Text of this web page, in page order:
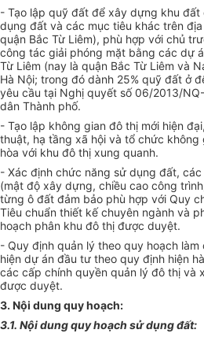
- Tạo lập quỹ đất để xây dựng khu
dụng đất và các mục tiêu khác trên
quận Bắc Từ Liêm), phù hợp với chủ
công tác giải phóng mặt bằng các dự
Từ Liêm (nay là quận Bắc Từ Liêm và
Hà Nội; trong đó dành 25% quỹ đất ở
yêu cầu tại Nghị quyết số 06/2013/
dân Thành phố.
- Tạo lập không gian đô thị mới hiện
thuật, hạ tầng xã hội và tổ chức không
hòa với khu đô thị xung quanh.
- Xác định chức năng sử dụng đất,
(mật độ xây dựng, chiều cao công
từng ô đất đảm bảo phù hợp với Quy
Tiêu chuẩn thiết kế chuyên ngành và
hoạch phân khu đô thị được duyệt.
- Quy định quản lý theo quy hoạch
hiện dự án đầu tư theo quy định hiện
các cấp chính quyền quản lý đô thị và
được duyệt.
3. Nội dung quy hoạch:
3.1. Nội dung quy hoạch sử dụng đất: